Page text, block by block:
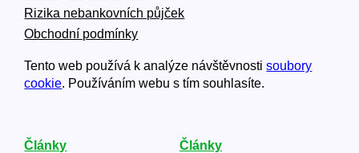
Rizika nebankovních půjček
Obchodní podmínky
Tento web používá k analýze návštěvnostisoubory
cookie. Používáním webu s tím souhlasíte.
Články Články